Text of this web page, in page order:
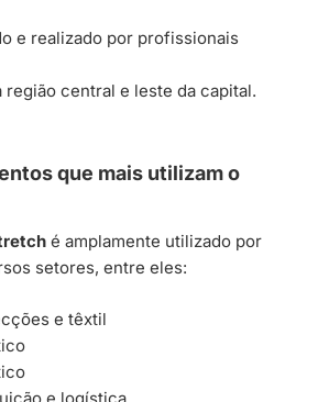
e realizado por profissionais
região central e leste da capital.
que mais utilizam o
é amplamente utilizado por
setores, entre eles:
e têxtil